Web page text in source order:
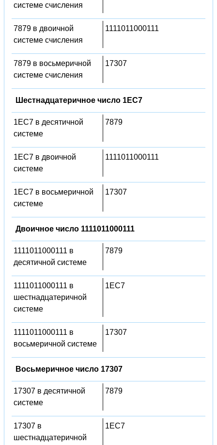
системе счисления
7879 в двоичной
системе счисления
1111011000111
7879 в восьмеричной
системе счисления
17307
Шестнадцатеричное число 1EC7
1EC7 в десятичной
системе
7879
1EC7 в двоичной
системе
1111011000111
1EC7 в восьмеричной
системе
17307
Двоичное число 1111011000111
1111011000111 в
десятичной системе
7879
1111011000111 в
шестнадцатеричной
системе
1EC7
1111011000111 в
восьмеричной системе
17307
Восьмеричное число 17307
17307 в десятичной
системе
7879
17307 в
шестнадцатеричной
1EC7